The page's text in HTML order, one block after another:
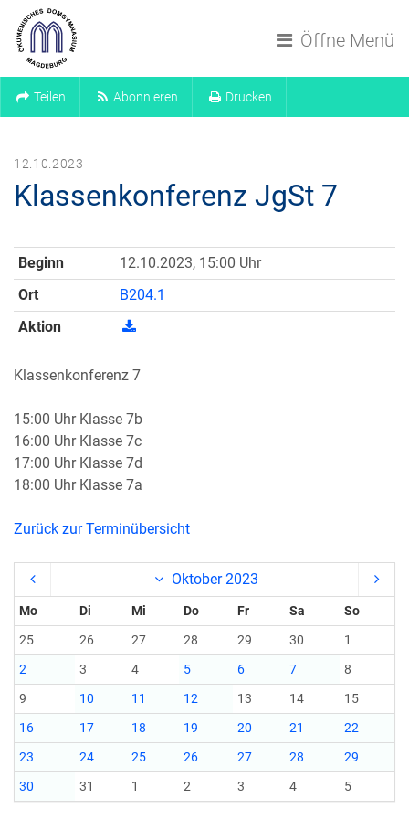
Öffne Menü
Teilen Abonnieren Drucken
12.10.2023
Klassenkonferenz JgSt 7
Beginn
12.10.2023, 15:00 Uhr
Ort
B204.1
Aktion
Klassenkonferenz 7
15:00 Uhr Klasse 7b
16:00 Uhr Klasse 7c
17:00 Uhr Klasse 7d
18:00 Uhr Klasse 7a
Zurück zur Terminübersicht
Oktober 2023
Mo Di Mi Do Fr Sa
So
25
26 27 28 29 30
1
2
3 4 5 6 7
8
9
10 11 12 13 14
15
16
17 18 19 20 21
22
23
24 25 26 27 28
29
30
31 1 2 3 4 5